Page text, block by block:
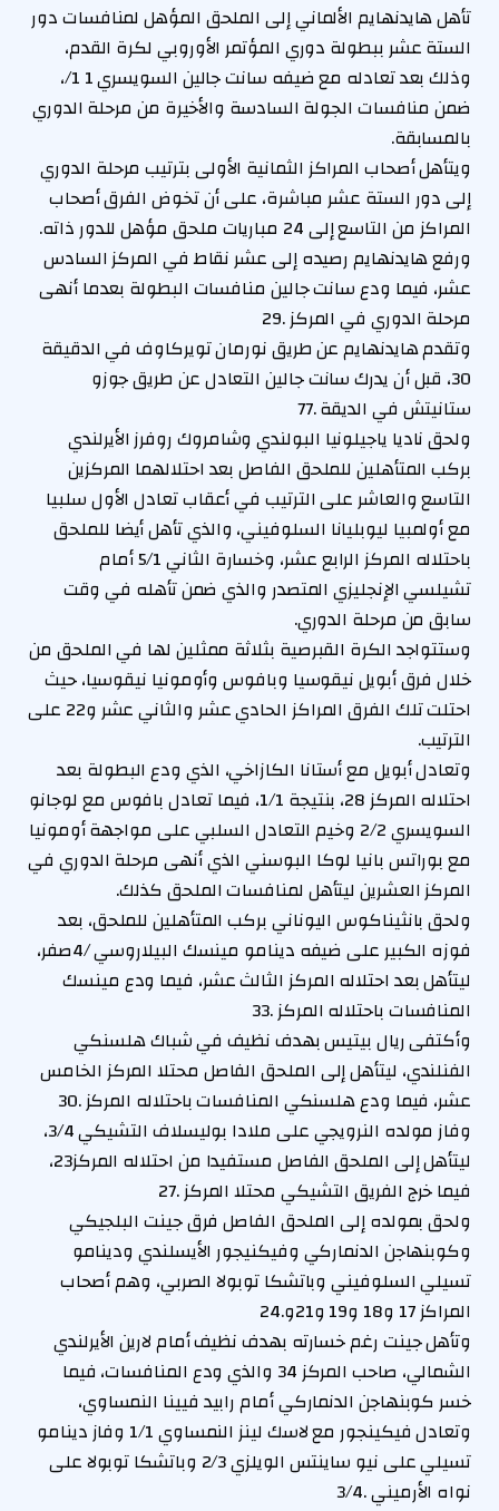
تأهل هايدنهايم الألماني إلى الملحق المؤهل لمنافسات دور
الستة عشر ببطولة دوري المؤتمر الأوروبي لكرة القدم،
وذلك بعد تعادله مع ضيفه سانت جالين السويسري 1 1/،
ضمن منافسات الجولة السادسة والأخيرة من مرحلة الدوري
بالمسابقة.
ويتأهل أصحاب المراكز الثمانية الأولى بترتيب مرحلة الدوري
إلى دور الستة عشر مباشرة، على أن تخوض الفرق أصحاب
المراكز من التاسع إلى 24 مباريات ملحق مؤهل للدور ذاته.
ورفع هايدنهايم رصيده إلى عشر نقاط في المركز السادس
عشر، فيما ودع سانت جالين منافسات البطولة بعدما أنهى
مرحلة الدوري في المركز .29
وتقدم هايدنهايم عن طريق نورمان تويركاوف في الدقيقة
30، قبل أن يدرك سانت جالين التعادل عن طريق جوزو
ستانيتش في الديقة .77
ولحق ناديا ياجيلونيا البولندي وشامروك روفرز الأيرلندي
بركب المتأهلين للملحق الفاصل بعد احتلالهما المركزين
التاسع والعاشر على الترتيب في أعقاب تعادل الأول سلبيا
مع أولمبيا ليوبليانا السلوفيني، والذي تأهل أيضا للملحق
باحتلاله المركز الرابع عشر، وخسارة الثاني 5/1 أمام
تشيلسي الإنجليزي المتصدر والذي ضمن تأهله في وقت
سابق من مرحلة الدوري.
وستتواجد الكرة القبرصية بثلاثة ممثلين لها في الملحق من
خلال فرق أبويل نيقوسيا وبافوس وأومونيا نيقوسيا، حيث
احتلت تلك الفرق المراكز الحادي عشر والثاني عشر و22 على
الترتيب.
وتعادل أبويل مع أستانا الكازاخي، الذي ودع البطولة بعد
احتلاله المركز 28، بنتيجة 1/1، فيما تعادل بافوس مع لوجانو
السويسري 2/2 وخيم التعادل السلبي على مواجهة أومونيا
مع بوراتس بانيا لوكا البوسني الذي أنهى مرحلة الدوري في
المركز العشرين ليتأهل لمنافسات الملحق كذلك.
ولحق بانثيناكوس اليوناني بركب المتأهلين للملحق، بعد
فوزه الكبير على ضيفه دينامو مينسك البيلاروسي /4صفر،
ليتأهل بعد احتلاله المركز الثالث عشر، فيما ودع مينسك
المنافسات باحتلاله المركز .33
وأكتفى ريال بيتيس بهدف نظيف في شباك هلسنكي
الفنلندي، ليتأهل إلى الملحق الفاصل محتلا المركز الخامس
عشر، فيما ودع هلسنكي المنافسات باحتلاله المركز .30
وفاز مولده النرويجي على ملادا بوليسلاف التشيكي 3/4،
ليتأهل إلى الملحق الفاصل مستفيدا من احتلاله المركز23،
فيما خرج الفريق التشيكي محتلا المركز .27
ولحق بمولده إلى الملحق الفاصل فرق جينت البلجيكي
وكوبنهاجن الدنماركي وفيكنيجور الأيسلندي ودينامو
تسيلي السلوفيني وباتشكا توبولا الصربي، وهم أصحاب
المراكز 17 و18 و19 و21و.24
وتأهل جينت رغم خسارته بهدف نظيف أمام لارين الأيرلندي
الشمالي، صاحب المركز 34 والذي ودع المنافسات، فيما
خسر كوبنهاجن الدنماركي أمام رابيد فيينا النمساوي،
وتعادل فيكينجور مع لاسك لينز النمساوي 1/1 وفاز دينامو
تسيلي على نيو ساينتس الويلزي 2/3 وباتشكا توبولا على
نواه الأرميني .3/4